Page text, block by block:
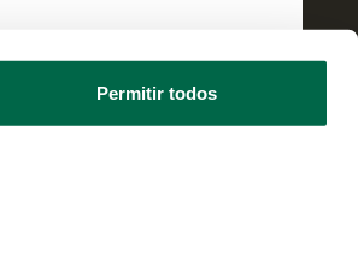
Permitir todos
a